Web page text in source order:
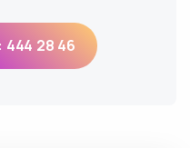
444 28 46